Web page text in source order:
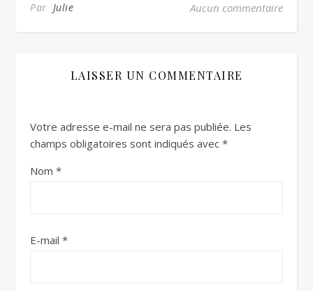
Par Julie Aucun commentaire
LAISSER UN COMMENTAIRE
Votre adresse e-mail ne sera pas publiée. Les
champs obligatoires sont indiqués avec *
Nom *
E-mail *